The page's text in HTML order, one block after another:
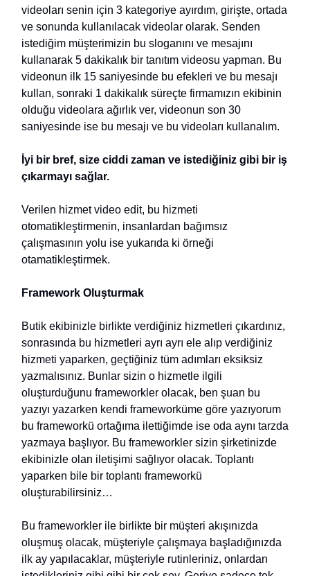
videoları senin için 3 kategoriye ayırdım, girişte, ortada
ve sonunda kullanılacak videolar olarak. Senden
istediğim müşterimizin bu sloganını ve mesajını
kullanarak 5 dakikalık bir tanıtım videosu yapman. Bu
videonun ilk 15 saniyesinde bu efekleri ve bu mesajı
kullan, sonraki 1 dakikalık süreçte firmamızın ekibinin
olduğu videolara ağırlık ver, videonun son 30
saniyesinde ise bu mesajı ve bu videoları kullanalım.
İyi bir bref, size ciddi zaman ve istediğiniz gibi bir iş
çıkarmayı sağlar.
Verilen hizmet video edit, bu hizmeti
otomatikleştirmenin, insanlardan bağımsız
çalışmasının yolu ise yukarıda ki örneği
otamatikleştirmek.
Framework Oluşturmak
Butik ekibinizle birlikte verdiğiniz hizmetleri çıkardınız,
sonrasında bu hizmetleri ayrı ayrı ele alıp verdiğiniz
hizmeti yaparken, geçtiğiniz tüm adımları eksiksiz
yazmalısınız. Bunlar sizin o hizmetle ilgili
oluşturduğunu frameworkler olacak, ben şuan bu
yazıyı yazarken kendi frameworküme göre yazıyorum
bu frameworkü ortağıma ilettiğimde ise oda aynı tarzda
yazmaya başlıyor. Bu frameworkler sizin şirketinizde
ekibinizle olan iletişimi sağlıyor olacak. Toplantı
yaparken bile bir toplantı frameworkü
oluşturabilirsiniz…
Bu frameworkler ile birlikte bir müşteri akışınızda
oluşmuş olacak, müşteriyle çalışmaya başladığınızda
ilk ay yapılacaklar, müşteriyle rutinleriniz, onlardan